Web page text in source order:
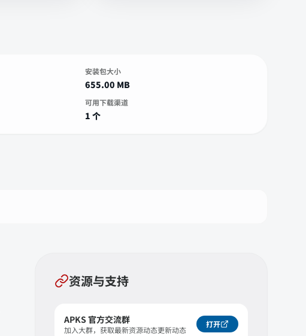
安装包大小
655.00 MB
可用下载渠道
1 个
资源与支持
APKS 官方交流群
加入大群，获取最新资源动态更新动态
打开